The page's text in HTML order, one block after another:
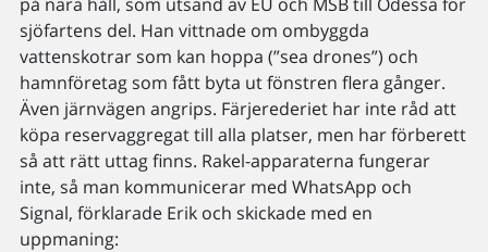
sjöfartens del. Han vittnade om ombyggda
vattenskotrar som kan hoppa (”sea drones”) och
hamnföretag som fått byta ut fönstren flera gånger.
Även järnvägen angrips. Färjerederiet har inte råd att
köpa reservaggregat till alla platser, men har förberett
så att rätt uttag finns. Rakel-apparaterna fungerar
inte, så man kommunicerar med WhatsApp och
Signal, förklarade Erik och skickade med en
uppmaning: